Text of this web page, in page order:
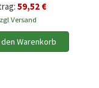
59,52 €
Versand
den Warenkorb